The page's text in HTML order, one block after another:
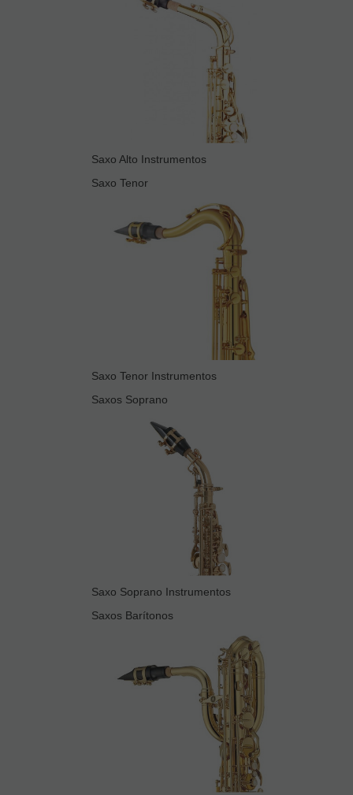
Saxo Alto Instrumentos
Saxo Tenor
Saxo Tenor Instrumentos
Saxos Soprano
Saxo Soprano Instrumentos
Saxos Barítonos